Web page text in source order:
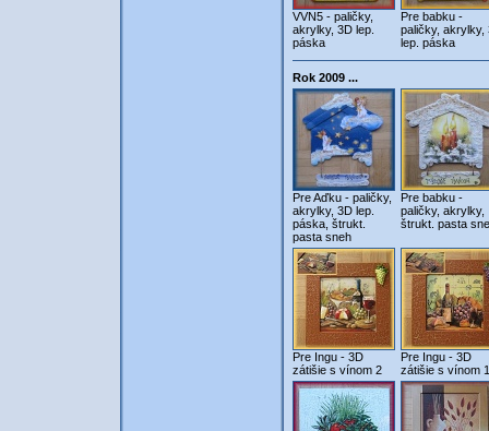
VVN5 - paličky,
akrylky, 3D lep.
páska
Pre babku -
paličky, akrylky,
lep. páska
Rok 2009 ...
Pre Aďku - paličky,
akrylky, 3D lep.
páska, štrukt.
pasta sneh
Pre babku -
paličky, akrylky,
štrukt. pasta
Pre Ingu - 3D
zátišie s vínom 2
Pre Ingu - 3D
zátišie s vínom 1